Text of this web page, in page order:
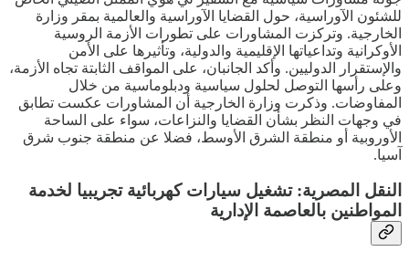
للشئون الآوراسية، حول القضايا الآوراسية والعالمية بمقر وزارة
الخارجية. وتركزت المشاورات على تطورات الأزمة الروسية
الأوكرانية وتداعياتها الإقليمية والدولية، وتأثيرها على الأمن
والإستقرار الدوليين. وأكد الجانبان، على المواقف الثابتة تجاه الأزمة،
وعلى رأسها التوصل لحلول سياسية ودبلوماسية من خلال
المفاوضات. وذكرت وزارة الخارجية أن المشاورات عكست تطابق
في وجهات النظر بشأن القضايا والنزاعات، سواء على الساحة
الأوروبية أو منطقة الشرق الأوسط، فضلا عن منطقة جنوب شرق
آسيا.
النقل المصرية: تشغيل سيارات كهربائية تجريبيا لخدمة
المواطنين بالعاصمة الإدارية